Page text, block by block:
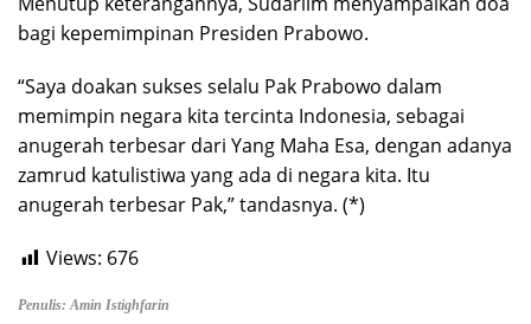
bagi kepemimpinan Presiden Prabowo.
“Saya doakan sukses selalu Pak Prabowo dalam
memimpin negara kita tercinta Indonesia, sebagai
anugerah terbesar dari Yang Maha Esa, dengan adanya
zamrud katulistiwa yang ada di negara kita. Itu
anugerah terbesar Pak,” tandasnya. (*)
Views: 676
Penulis: Amin Istighfarin